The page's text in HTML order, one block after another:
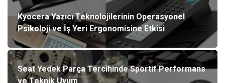
Kyocera Yazıcı Teknolojilerinin Operasyonel
Psikoloji ve İş Yeri Ergonomisine Etkisi
Seat Yedek Parça Tercihinde Sportif Performans
ve Teknik Uyum